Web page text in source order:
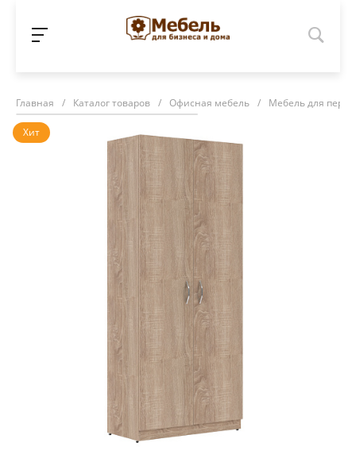
Главная / Каталог товаров / Офисная мебель / Мебель для
Хит